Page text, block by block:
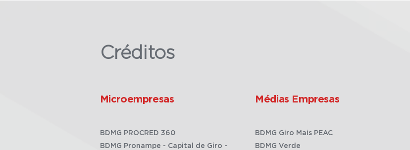
Créditos
Microempresas
BDMG PROCRED 360
BDMG Pronampe - Capital de Giro -
Médias Empresas
BDMG Giro Mais PEAC
BDMG Verde